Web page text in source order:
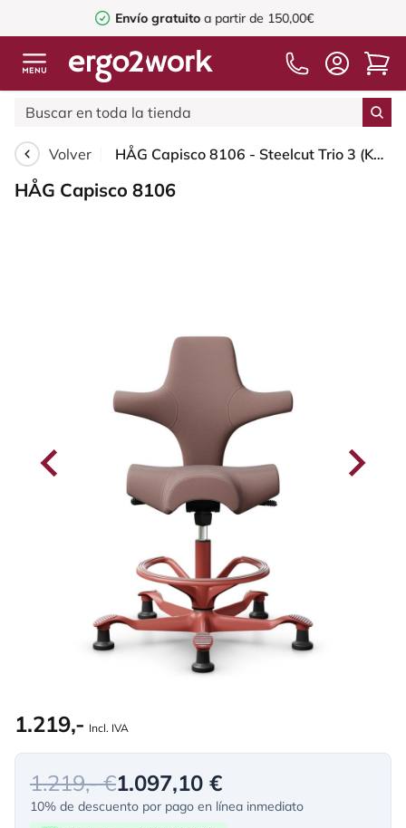
Envío gratuito a partir de 150,00€
Volver HÅG Capisco 8106 - Steelcut Trio 3 (Kvadrat) - Lana / Poliamida - STT645 - Dusty red - Blush Rose - 265 mm (seat height 53-79cm) - Glides
HÅG Capisco 8106
1.219,- Incl. IVA
1.219,- €1.097,10 €
10% de descuento por pago en línea inmediato